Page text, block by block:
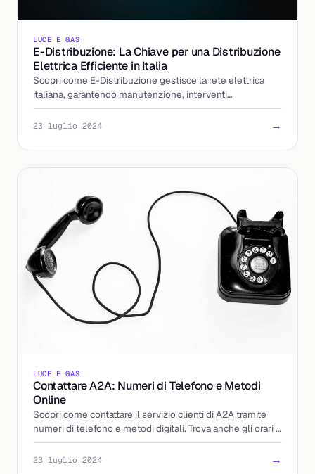
LUCE E GAS
E-Distribuzione: La Chiave per una Distribuzione
Elettrica Efficiente in Italia
Scopri come E-Distribuzione gestisce la rete elettrica
italiana, garantendo manutenzione, interventi
d'emergenza e supporto clienti eccellente.
23 luglio 2024 →
LUCE E GAS
Contattare A2A: Numeri di Telefono e Metodi
Online
Scopri come contattare il servizio clienti di A2A tramite
numeri di telefono e metodi digitali. Trova anche gli orari e
i suggerimenti per risparmiare sulle bol
23 luglio 2024 →